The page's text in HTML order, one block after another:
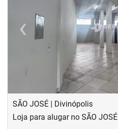
‹Previous
SÃO JOSÉ | Divinópolis
Loja para alugar no SÃO JOSÉ